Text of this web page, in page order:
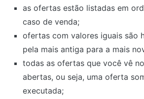
as ofertas estão listadas em
caso de venda;
ofertas com valores iguais são
pela mais antiga para a mais
todas as ofertas que você vê
abertas, ou seja, uma oferta
executada;